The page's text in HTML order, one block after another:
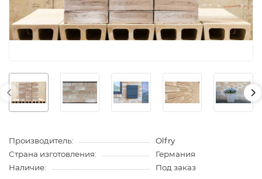
Производитель:
Olfry
Страна изготовления:
Германия
Наличие:
Под заказ